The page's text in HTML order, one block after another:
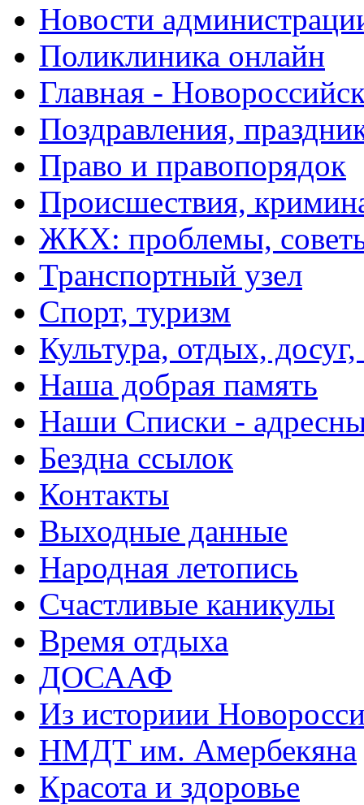
Новости
Поликлиника онлайн
Главная -
Поздравления,
Право и правопорядок
Происшествия,
ЖКХ: проблемы,
Транспортный узел
Спорт, туризм
Культура, отдых,
Наша добрая память
Наши Списки -
Бездна ссылок
Контакты
Выходные данные
Народная летопись
Счастливые каникулы
Время отдыха
ДОСААФ
Из историии
НМДТ им. Амербекяна
Красота и здоровье